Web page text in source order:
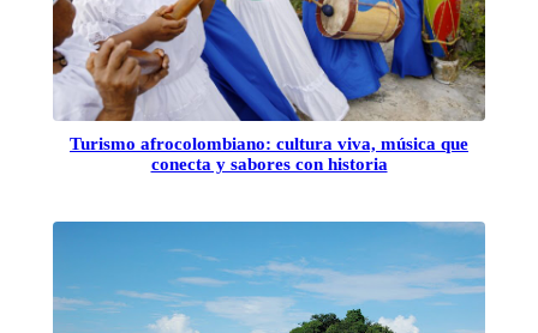
Turismo afrocolombiano: cultura viva, música que
conecta y sabores con historia